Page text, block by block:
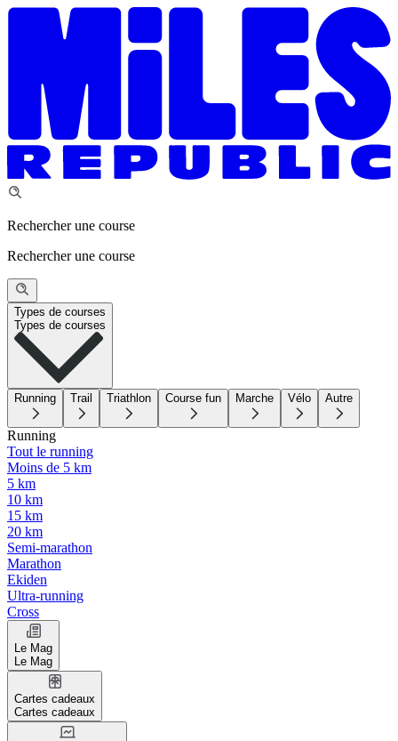
Rechercher une course
Rechercher une course
Types de courses
Types de courses
Running Trail Triathlon Course fun Marche Vélo Autre
Running
Tout le running
Moins de 5 km
5 km
10 km
15 km
20 km
Semi-marathon
Marathon
Ekiden
Ultra-running
Cross
Le Mag
Le Mag
Cartes cadeaux
Cartes cadeaux